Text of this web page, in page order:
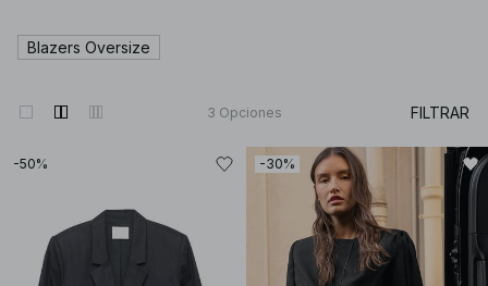
Blazers Oversize
3 Opciones FILTRAR
-50% -30%